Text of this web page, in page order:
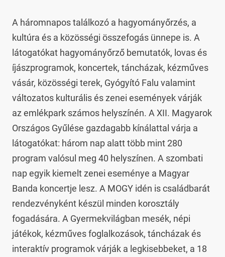
A háromnapos találkozó a hagyományőrzés, a
kultúra és a közösségi összefogás ünnepe is. A
látogatókat hagyományőrző bemutatók, lovas és
íjászprogramok, koncertek, táncházak, kézműves
vásár, közösségi terek, Gyógyító Falu valamint
változatos kulturális és zenei események várják
az emlékpark számos helyszínén. A XII. Magyarok
Országos Gyűlése gazdagabb kínálattal várja a
látogatókat: három nap alatt több mint 280
program valósul meg 40 helyszínen. A szombati
nap egyik kiemelt zenei eseménye a Magyar
Banda koncertje lesz. A MOGY idén is családbarát
rendezvényként készül minden korosztály
fogadására. A Gyermekvilágban mesék, népi
játékok, kézműves foglalkozások, táncházak és
interaktív programok várják a legkisebbeket, a 18